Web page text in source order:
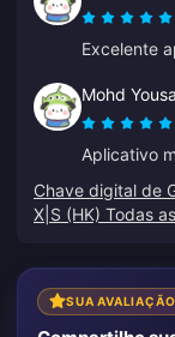
Excelente
Mohd
Aplicativo
Chave digital de
X|S (HK) Todas
SUA AVALIAÇÃO